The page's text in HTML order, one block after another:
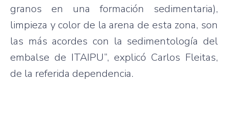
granos en una formación sedimentaria),
limpieza y color de la arena de esta zona, son
las más acordes con la sedimentología del
embalse de ITAIPU”, explicó Carlos Fleitas,
de la referida dependencia.